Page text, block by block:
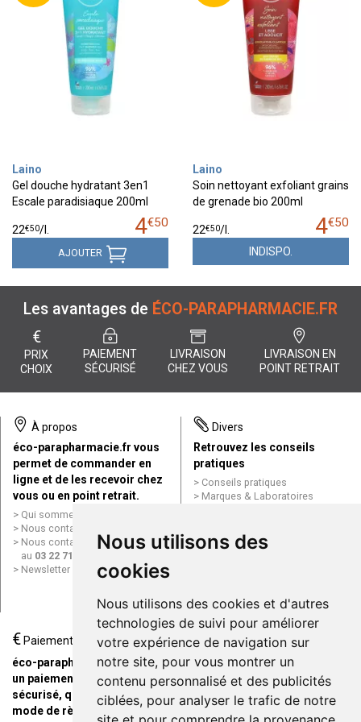
Nous utilisons des
cookies
Nous utilisons des cookies et d'autres
technologies de suivi pour améliorer
votre expérience de navigation sur
notre site, pour vous montrer un
contenu personnalisé et des publicités
ciblées, pour analyser le trafic de notre
Laino
Gel douche hydratant 3en1
Escale paradisiaque 200ml
4€50
22€50/
AJOUTER
Laino
Soin nettoyant exfoliant grains
de grenade bio 200ml
4€50
22€50/
INDISPO.
Les avantages de ÉCO-PARAPHARMACIE.FR
€
PRIX
CHOIX
PAIEMENT
SÉCURISÉ
LIVRAISON
CHEZ VOUS
LIVRAISON EN
POINT RETRAIT
À propos
éco-parapharmacie.fr vous
permet de commander en
ligne et de les recevoir chez
vous ou en point retrait.
Qui sommes nous ?
Nous contacter par e-mail
Nous contacter par téléphone
au 03 22 71 64 10
Newsletter
Divers
Retrouvez les conseils
pratiques
Conseils pratiques
Marques & Laboratoires
Mentions légales
Données personnelles
ligne
€ Paiement
éco-parapharmacie.fr offre
un paiement entièrement
sécurisé, quel que soit le
mode de règlement
Livraison / Point retrait
Commandez en ligne et
recevez votre commande
rapidement chez vous ou en
point retrait